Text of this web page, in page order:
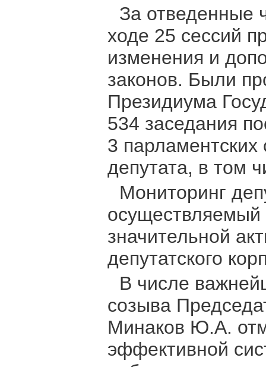
За отведенные
ходе 25 сессий
изменения и
законов. Были
Президиума
534 заседания
3
депутата, в том
Мониторинг
осуществляемый
значительной
депутатского
В числе
созыва
Минаков Ю.А.
эффективной